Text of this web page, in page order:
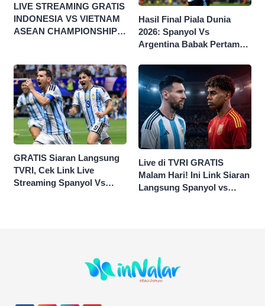
LIVE STREAMING GRATIS
INDONESIA VS VIETNAM
ASEAN CHAMPIONSHIP
Hasil Final Piala Dunia
2026: Spanyol Vs
Argentina Babak Pertama
GRATIS Siaran Langsung
TVRI, Cek Link Live
Streaming Spanyol Vs
Live di TVRI GRATIS
Malam Hari! Ini Link Siaran
Langsung Spanyol vs